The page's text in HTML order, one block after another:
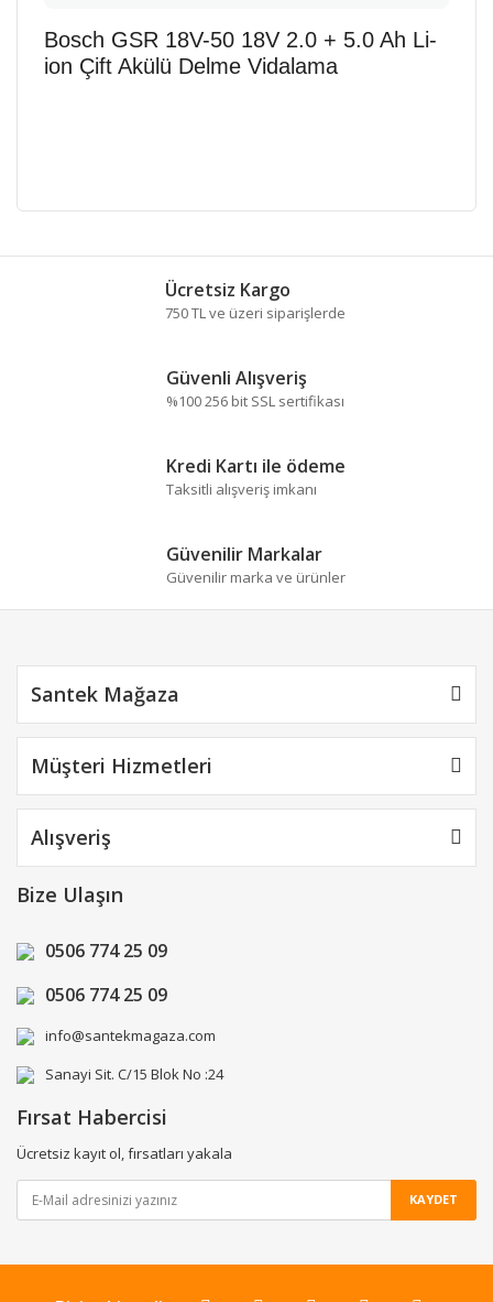
Bosch GSR 18V-50 18V 2.0 + 5.0 Ah Li-
ion Çift Akülü Delme Vidalama
Bu ürüne ilk yorumu siz yapın!
formunu kullanarak tarafımıza iletebilirsiniz.
Görüş ve önerileriniz için teşekkür ederiz.
Ürün açıklamasında eksik bilgiler bulunuyor.
Ürün fiyatı diğer sitelerden daha pahalı.
Bu ürüne benzer farklı alternatifler olmalı.
Ücretsiz Kargo
750 TL ve üzeri siparişlerde
Güvenli Alışveriş
%100 256 bit SSL sertifikası
Kredi Kartı ile ödeme
Taksitli alışveriş imkanı
Güvenilir Markalar
Güvenilir marka ve ürünler
Santek Mağaza
Müşteri Hizmetleri
Alışveriş
Bize Ulaşın
0506 774 25 09
0506 774 25 09
info@santekmagaza.com
Sanayi Sit. C/15 Blok No :24
Fırsat Habercisi
Ücretsiz kayıt ol, fırsatları yakala
KAYDET